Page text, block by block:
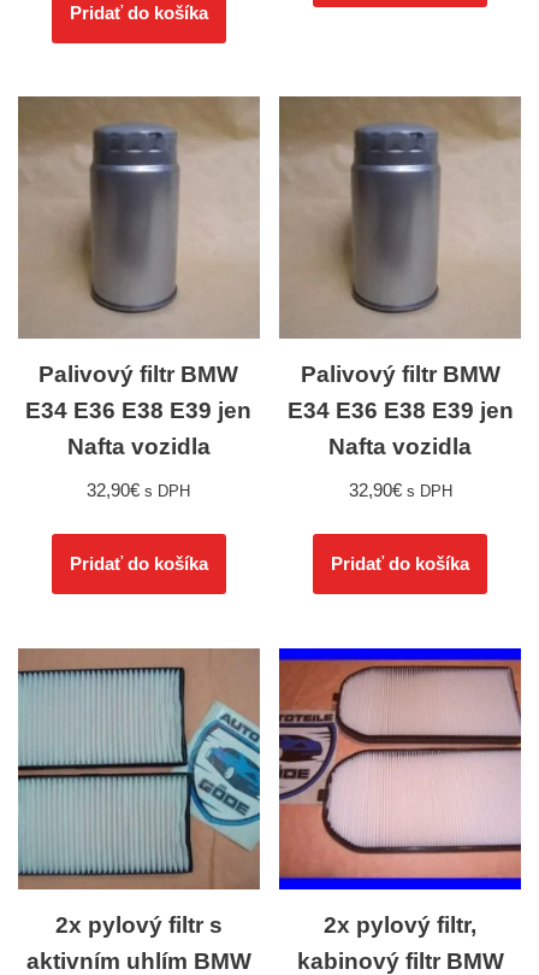
Pridať do košíka
Palivový filtr BMW
E34 E36 E38 E39 jen
Nafta vozidla
32,90€ s DPH
Pridať do košíka
Palivový filtr BMW
E34 E36 E38 E39 jen
Nafta vozidla
32,90€ s DPH
Pridať do košíka
2x pylový filtr s
aktivním uhlím BMW
2x pylový filtr,
kabinový filtr BMW